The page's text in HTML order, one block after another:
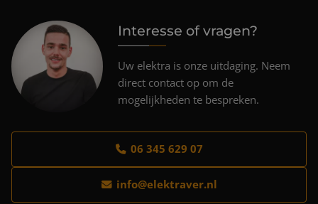
Interesse of vragen?
Uw elektra is onze uitdaging. Neem
direct contact op om de
mogelijkheden te bespreken.
06 345 629 07
info@elektraver.nl